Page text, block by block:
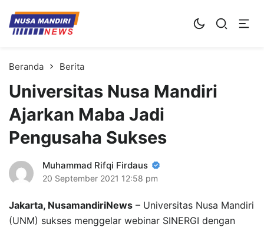
Kampus Digital Bisnis
Universitas Nusa Mandiri
Beranda Berita
Universitas Nusa Mandiri
Ajarkan Maba Jadi
Pengusaha Sukses
Muhammad Rifqi Firdaus
20 September 2021 12:58 pm
Jakarta, NusamandiriNews – Universitas Nusa Mandiri
(UNM) sukses menggelar webinar SINERGI dengan